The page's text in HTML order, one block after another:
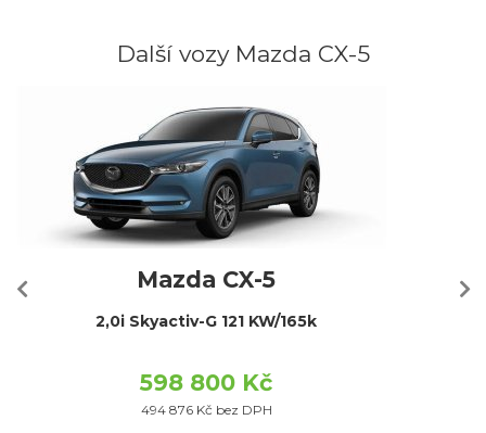
Další vozy Mazda CX-5
Mazda CX-5
2,0i Skyactiv-G 121 KW/165k
598 800 Kč
494 876 Kč bez DPH